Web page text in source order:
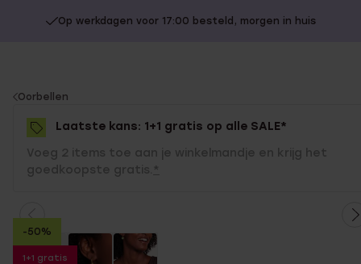
Op werkdagen voor 17:00 besteld, morgen in huis
You
are
here:
Oorbellen
Laatste kans: 1+1 gratis op alle SALE*
Voeg 2 items toe aan je winkelmandje en krijg het
goedkoopste gratis. *
-50%
1+1 gratis